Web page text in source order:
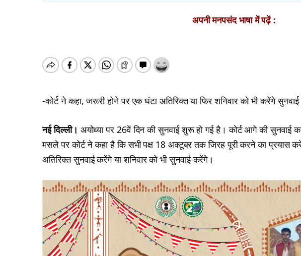
अपनी मनपसंद भाषा में पढ़ें :
-कोर्ट ने कहा, जरूरी होने पर एक घंटा अतिरिक्त या फिर शनिवार को भी करेंगे सुनवाई
नई दिल्ली। अयोध्या पर 26वें दिन की सुनवाई शुरू हो गई है। कोर्ट आगे की सुनवाई
मसले पर कोर्ट ने कहा है कि सभी पक्ष 18 अक्टूबर तक जिरह पूरी करने का प्रयास
अतिरिक्त सुनवाई करेंगे या शनिवार को भी सुनवाई करेंगे।